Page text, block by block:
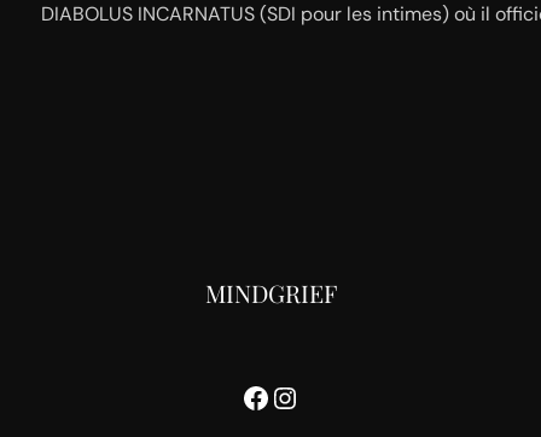
DIABOLUS INCARNATUS (SDI pour les intimes) où il
MINDGRIEF
Facebook
Instagram